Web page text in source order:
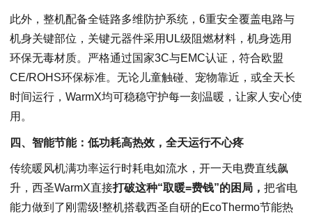
此外，整机配备全链路多维防护系统，6重安全覆盖电路与
机身关键部位，关键元器件采用UL级阻燃材料，机身选用
环保无毒材质。严格通过国家3C与EMC认证，符合欧盟
CE/ROHS环保标准。无论儿童触碰、宠物靠近，或全天长
时间运行，WarmX均可稳稳守护每一刻温暖，让家人安心使
用。
四、 智能节能：低功耗高热效 ， 全天运行不心疼
传统暖风机满功率运行时耗电如流水，开一天电费直线飙
升，西圣WarmX直接打破这种“取暖=费钱”的困局， 把省电
能力做到了刚需级!整机搭载西圣自研的EcoThermo节能热